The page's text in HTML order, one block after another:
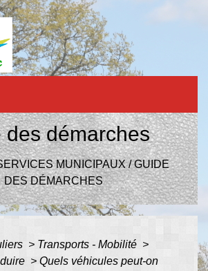
des démarches
MUNICIPAUX/GUIDE
DES DÉMARCHES
> Transports - Mobilité >
> Quels véhicules peut-on